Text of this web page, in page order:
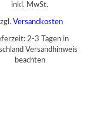
inkl. MwSt.
Versandkosten
2-3 Tagen in
Versandhinweis
beachten